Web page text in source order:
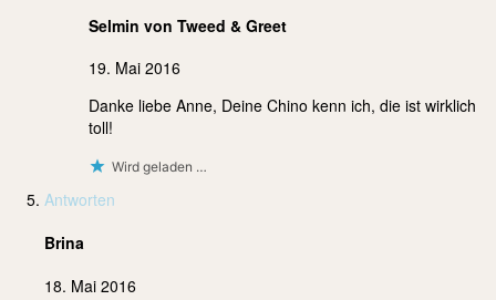
Selmin von Tweed & Greet
19. Mai 2016
Danke liebe Anne, Deine Chino kenn ich, die ist wirklich
toll!
Wird geladen …
Antworten
Brina
18. Mai 2016